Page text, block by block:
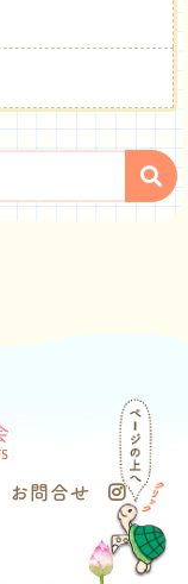
お問合せ